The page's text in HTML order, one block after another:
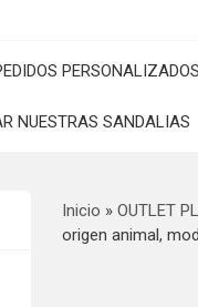
PERSONALIZADOS
NUESTRAS SANDALIAS
Inicio » OUTLET
origen animal,